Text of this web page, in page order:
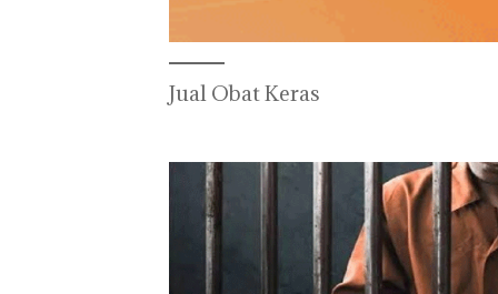
Jual Obat Keras